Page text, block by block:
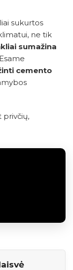
sukurtos
ne tik
sumažina
cemento
privčių,